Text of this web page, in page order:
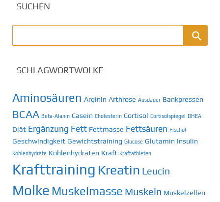
SUCHEN
SCHLAGWORTWOLKE
Aminosäuren Arginin Arthrose Ausdauer Bankpressen
BCAA Beta-Alanin Casein Cholesterin Cortisol Cortisolspiegel DHEA
Diät Ergänzung Fett Fettmasse Fettsäuren Fischöl
Geschwindigkeit Gewichtstraining Glucose Glutamin Insulin
Kohlenhydrate Kohlenhydraten Kraft Kraftathleten
Krafttraining Kreatin Leucin
Molke Muskelmasse Muskeln Muskelzellen